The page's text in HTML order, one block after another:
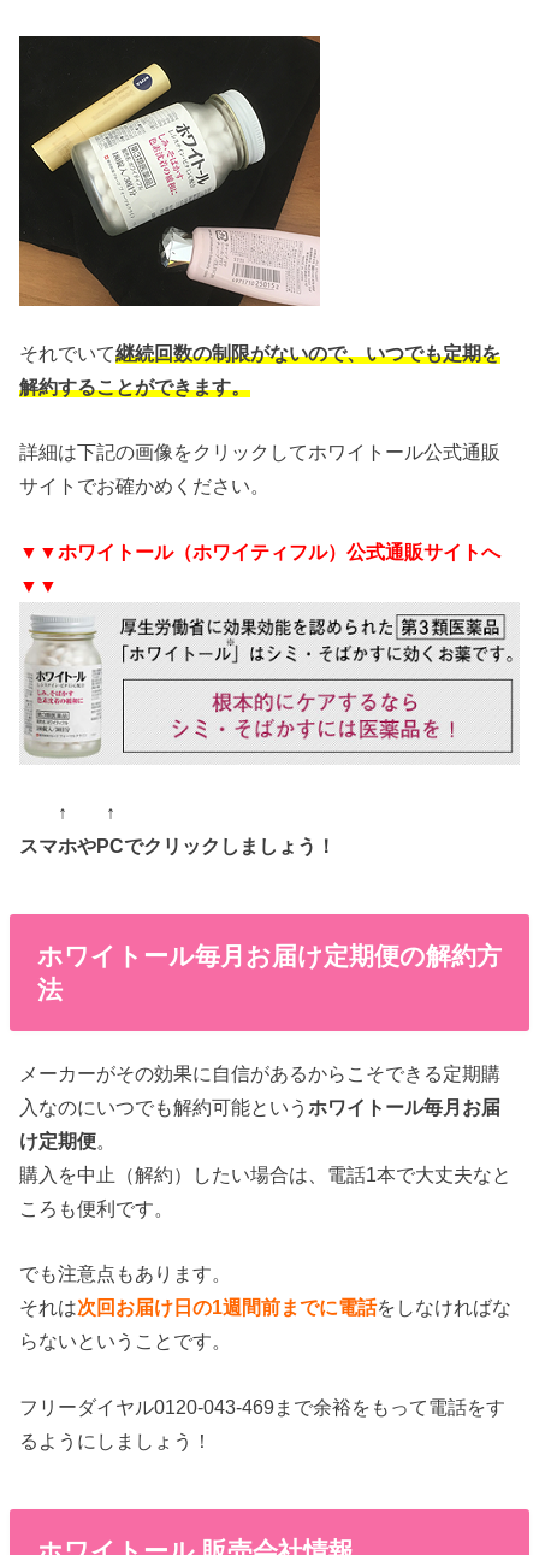
それでいて継続回数の制限がないので、いつでも定期を
解約することができます。
詳細は下記の画像をクリックしてホワイトール公式通販
サイトでお確かめください。
▼▼ホワイトール（ホワイティフル）公式通販サイトへ
▼▼
↑ ↑
スマホやPCでクリックしましょう！
ホワイトール毎月お届け定期便の解約方
法
メーカーがその効果に自信があるからこそできる定期購
入なのにいつでも解約可能というホワイトール毎月お届
け定期便。
購入を中止（解約）したい場合は、電話1本で大丈夫なと
ころも便利です。
でも注意点もあります。
それは次回お届け日の1週間前までに電話をしなければな
らないということです。
フリーダイヤル0120-043-469まで余裕をもって電話をす
るようにしましょう！